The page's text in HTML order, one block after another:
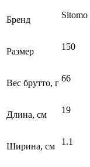
Бренд Sitomo
Размер 150
Вес брутто, г 66
Длина, см 19
Ширина, см 1.1